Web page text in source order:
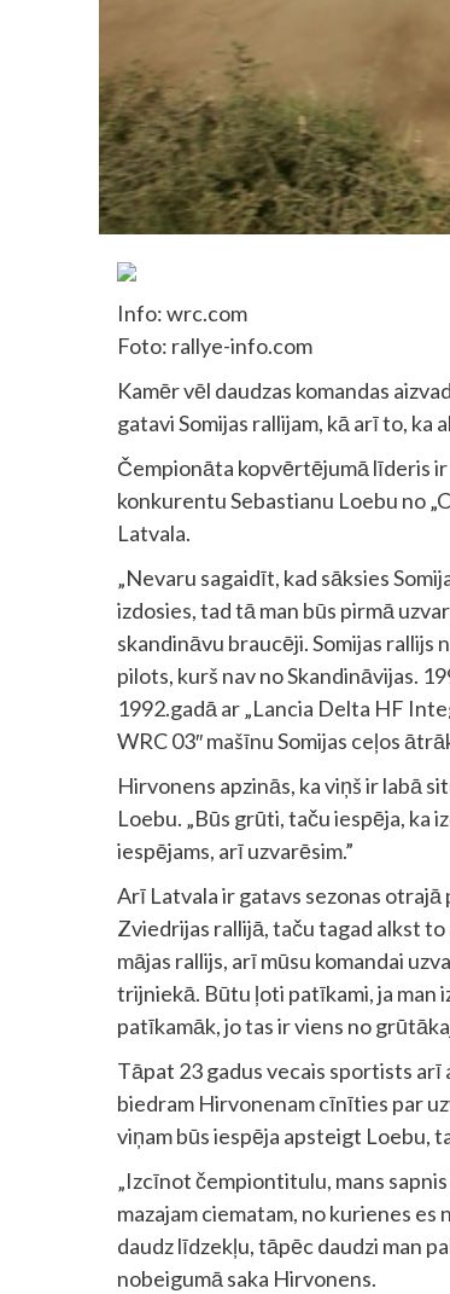
Info: wrc.com
Foto: rallye-info.com
Kamēr vēl daudzas komandas
gatavi Somijas rallijam, kā arī to,
Čempionāta kopvērtējumā līderis
konkurentu Sebastianu Loebu no
Latvala.
„Nevaru sagaidīt, kad sāksies
izdosies, tad tā man būs pirmā
skandināvu braucēji. Somijas rallijs
pilots, kurš nav no Skandināvijas.
1992.gadā ar „Lancia Delta HF
WRC 03″ mašīnu Somijas ceļos
Hirvonens apzinās, ka viņš ir labā
Loebu. „Būs grūti, taču iespēja, ka
iespējams, arī uzvarēsim.”
Arī Latvala ir gatavs sezonas
Zviedrijas rallijā, taču tagad alkst
mājas rallijs, arī mūsu komandai
trijniekā. Būtu ļoti patīkami, ja man
patīkamāk, jo tas ir viens no
Tāpat 23 gadus vecais sportists arī
biedram Hirvonenam cīnīties par
viņam būs iespēja apsteigt Loebu,
„Izcīnot čempiontitulu, mans
mazajam ciematam, no kurienes
daudz līdzekļu, tāpēc daudzi man
nobeigumā saka Hirvonens.